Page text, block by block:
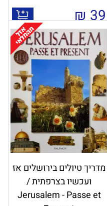
39
₪
מדריך טיולים בירושלים אז
ועכשיו בצרפתית /
Jerusalem - Passe et